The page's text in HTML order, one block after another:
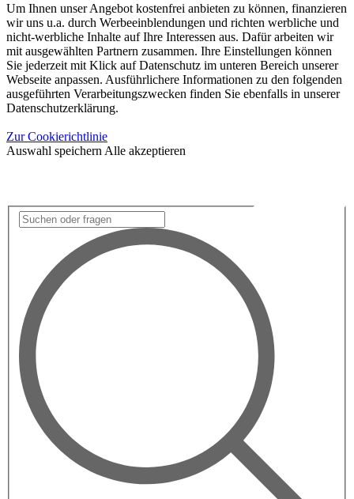
Um Ihnen unser Angebot kostenfrei anbieten zu können, finanzieren
wir uns u.a. durch Werbeeinblendungen und richten werbliche und
nicht-werbliche Inhalte auf Ihre Interessen aus. Dafür arbeiten wir
mit ausgewählten Partnern zusammen. Ihre Einstellungen können
Sie jederzeit mit Klick auf Datenschutz im unteren Bereich unserer
Webseite anpassen. Ausführlichere Informationen zu den folgenden
ausgeführten Verarbeitungszwecken finden Sie ebenfalls in unserer
Datenschutzerklärung.
Zur Cookierichtlinie
Auswahl speichern Alle akzeptieren